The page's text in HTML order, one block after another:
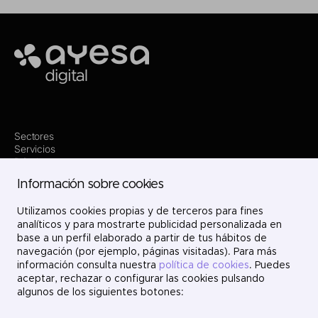
Ayesa
Sectores
Servicios
Dónde estamos
Proyectos
Únete
Contacto
LinkedIn
X
Instagram
YouTube
Información sobre cookies
Utilizamos cookies propias y de terceros para fines
analíticos y para mostrarte publicidad personalizada en
base a un perfil elaborado a partir de tus hábitos de
navegación (por ejemplo, páginas visitadas). Para más
información consulta nuestra política de cookies. Puedes
aceptar, rechazar o configurar las cookies pulsando
algunos de los siguientes botones: